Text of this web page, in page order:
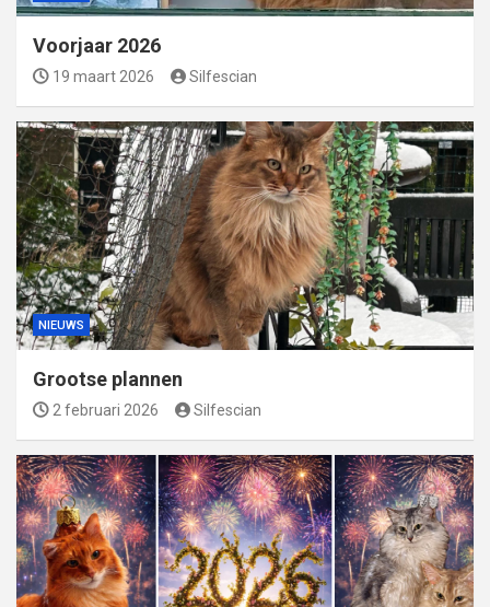
Voorjaar 2026
19 maart 2026 Silfescian
NIEUWS
Grootse plannen
2 februari 2026 Silfescian